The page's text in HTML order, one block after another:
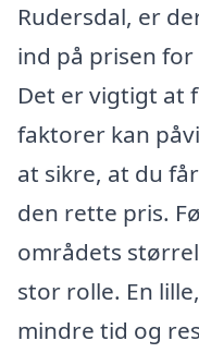
Rudersdal, er
ind på prisen
Det er vigtigt at
faktorer kan
at sikre, at du
den rette pris.
områdets
stor rolle. En
mindre tid og